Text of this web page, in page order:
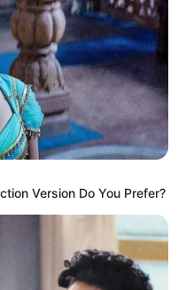
GOOGLE NEWS
Version Do You Prefer?